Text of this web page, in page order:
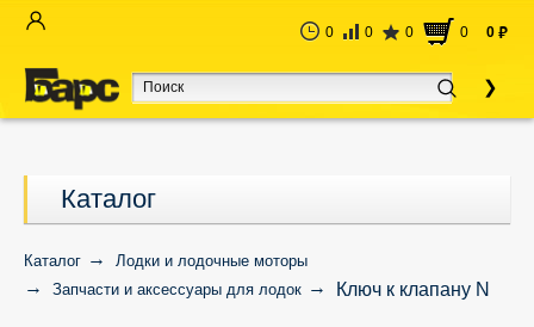
0 0 0 0 0 руб
Каталог
Каталог
Лодки и лодочные моторы
Запчасти и аксессуары для лодок
Ключ к клапану N